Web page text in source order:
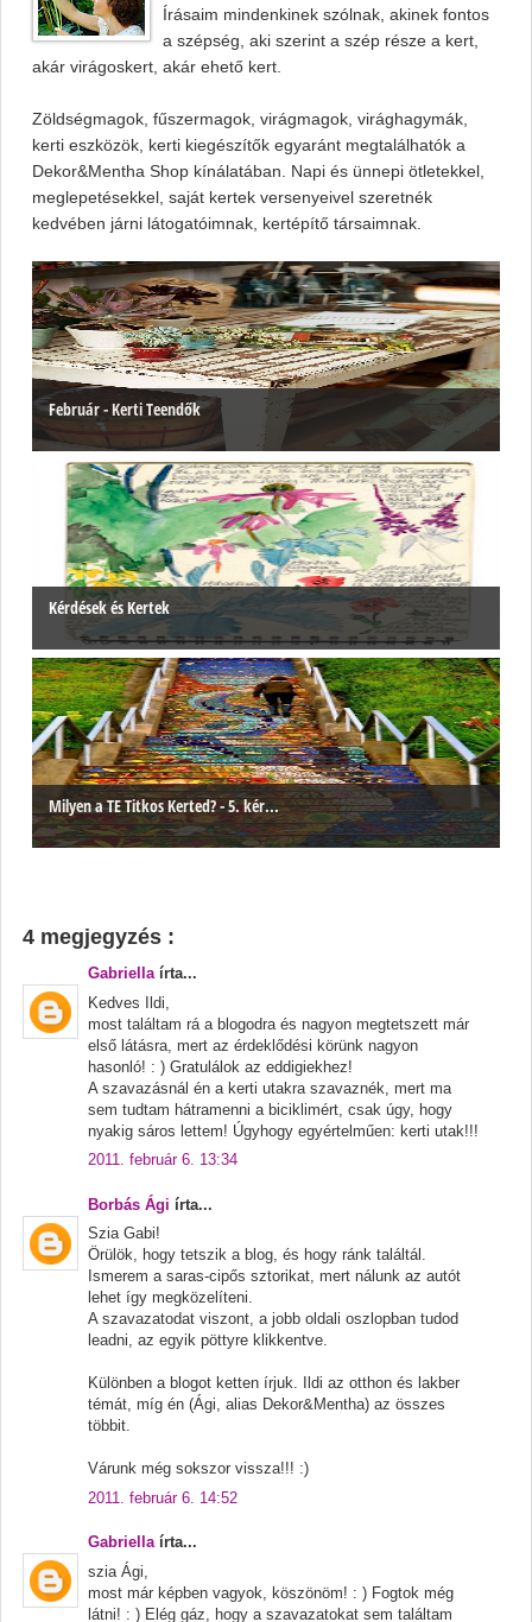
Írásaim mindenkinek szólnak, akinek fontos
a szépség, aki szerint a szép része a kert,
akár virágoskert, akár ehető kert.
Zöldségmagok, fűszermagok, virágmagok, virághagymák,
kerti eszközök, kerti kiegészítők egyaránt megtalálhatók a
Dekor&Mentha Shop kínálatában. Napi és ünnepi ötletekkel,
meglepetésekkel, saját kertek versenyeivel szeretnék
kedvében járni látogatóimnak, kertépítő társaimnak.
Február - Kerti Teendők
Kérdések és Kertek
Milyen a TE Titkos Kerted? - 5. kér...
4 megjegyzés :
Gabriella írta...
Kedves Ildi,
most találtam rá a blogodra és nagyon megtetszett már
első látásra, mert az érdeklődési körünk nagyon
hasonló! : ) Gratulálok az eddigiekhez!
A szavazásnál én a kerti utakra szavaznék, mert ma
sem tudtam hátramenni a biciklimért, csak úgy, hogy
nyakig sáros lettem! Úgyhogy egyértelműen: kerti utak!!!
2011. február 6. 13:34
Borbás Ági írta...
Szia Gabi!
Örülök, hogy tetszik a blog, és hogy ránk találtál.
Ismerem a saras-cipős sztorikat, mert nálunk az autót
lehet így megközelíteni.
A szavazatodat viszont, a jobb oldali oszlopban tudod
leadni, az egyik pöttyre klikkentve.
Különben a blogot ketten írjuk. Ildi az otthon és lakber
témát, míg én (Ági, alias Dekor&Mentha) az összes
többit.
Várunk még sokszor vissza!!! :)
2011. február 6. 14:52
Gabriella írta...
szia Ági,
most már képben vagyok, köszönöm! : ) Fogtok még
látni! : ) Elég gáz, hogy a szavazatokat sem találtam